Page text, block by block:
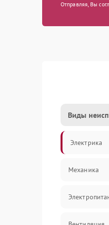
Отправляя, Вы
Виды
Электрика
Механика